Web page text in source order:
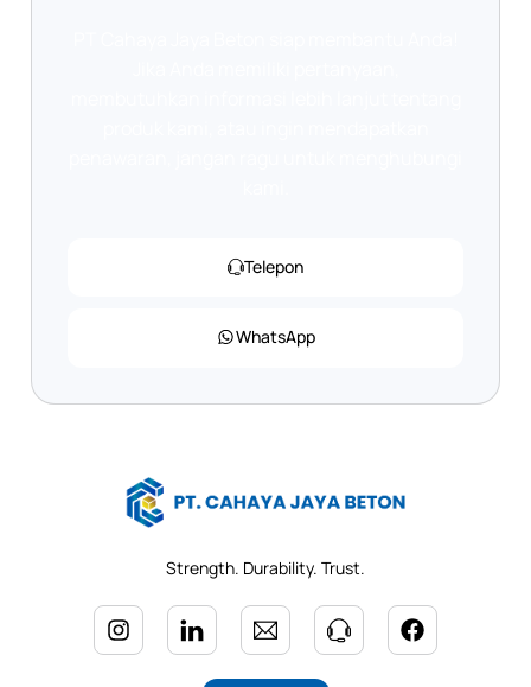
Telepon
WhatsApp
Strength. Durability. Trust.